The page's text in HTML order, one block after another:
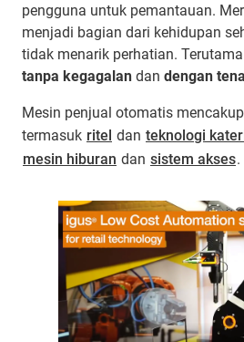
pengguna untuk pemantauan.
menjadi bagian dari kehidupan
tidak menarik perhatian.
tanpa kegagalan dan dengan
Mesin penjual otomatis
termasuk ritel dan teknologi
mesin hiburan dan sistem akses.